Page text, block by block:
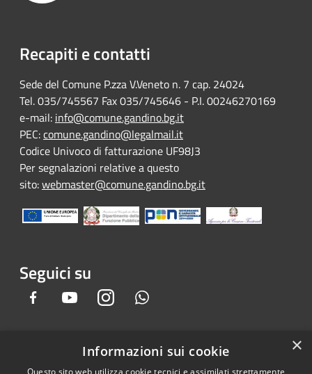
Recapiti e contatti
Sede del Comune P.zza V.Veneto n. 7 cap. 24024
Tel. 035/745567 Fax 035/745646 - P.I. 00246270169
e-mail: info@comune.gandino.bg.it
PEC:comune.gandino@legalmail.it
Codice Univoco di fatturazione UF98J3
Per segnalazioni relative a questo
sito:webmaster@comune.gandino.bg.it
Seguici su
Facebook YoutubeInstagram
×
Informazioni sui cookie
Questo sito web utilizza cookie tecnici e assimilati strettamente